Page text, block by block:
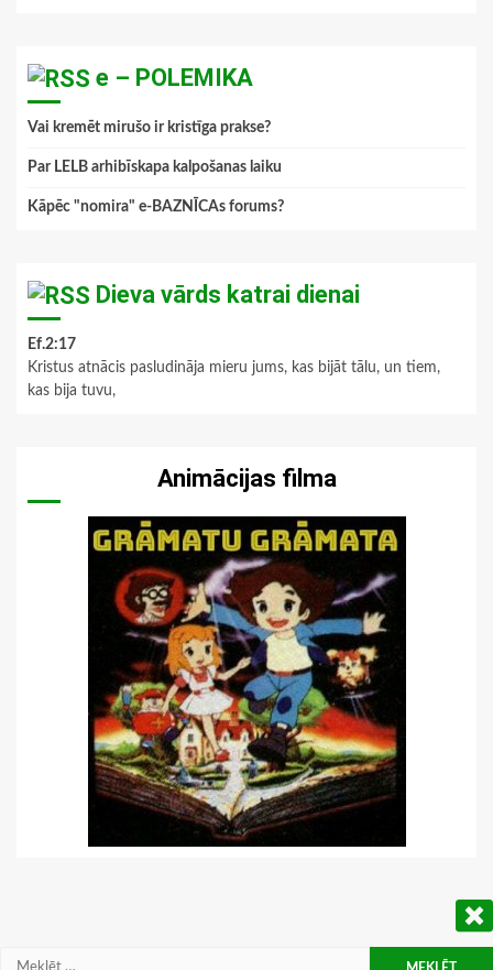
e – POLEMIKA
Vai kremēt mirušo ir kristīga prakse?
Par LELB arhibīskapa kalpošanas laiku
Kāpēc "nomira" e-BAZNĪCAs forums?
Dieva vārds katrai dienai
Ef.2:17
Kristus atnācis pasludināja mieru jums, kas bijāt tālu, un tiem,
kas bija tuvu,
Animācijas filma
Meklēt: